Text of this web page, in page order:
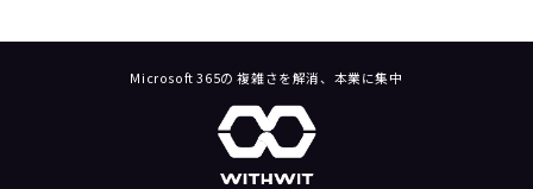
Microsoft 365の 複雑さを解消、本業に集中